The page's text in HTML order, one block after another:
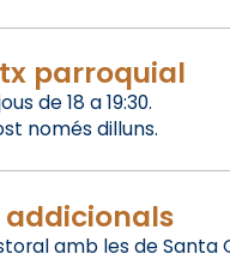
parroquial
de 18 a 19:30.
només dilluns.
addicionals
amb les de Santa